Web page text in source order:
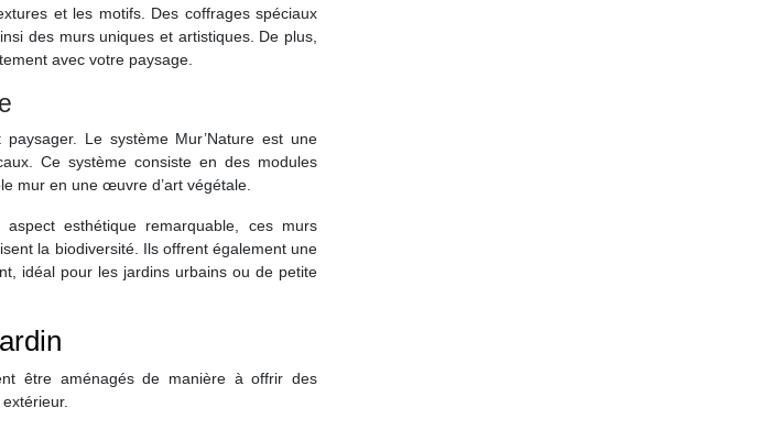
et les motifs. Des coffrages spéciaux
des murs uniques et artistiques. De plus,
avec votre paysage.
Le système Mur’Nature est une
Ce système consiste en des modules
mur en une œuvre d’art végétale.
esthétique remarquable, ces murs
la biodiversité. Ils offrent également une
idéal pour les jardins urbains ou de petite
être aménagés de manière à offrir des